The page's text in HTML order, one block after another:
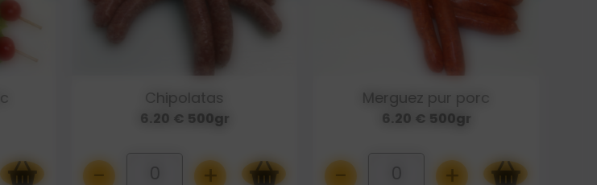
Chipolatas
6.20 € 500gr
- 0 +
Merguez pur porc
6.20 € 500gr
- 0 +